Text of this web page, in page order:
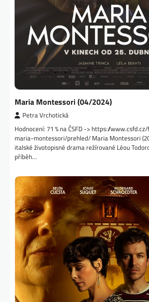
Maria Montessori (04/2024)
Petra Vrchotická
Hodnocení: 71 % na ČSFD -> https://
maria-montessori/prehled/ Maria Montessori
italské životopisné drama režírované Léou
příběh…